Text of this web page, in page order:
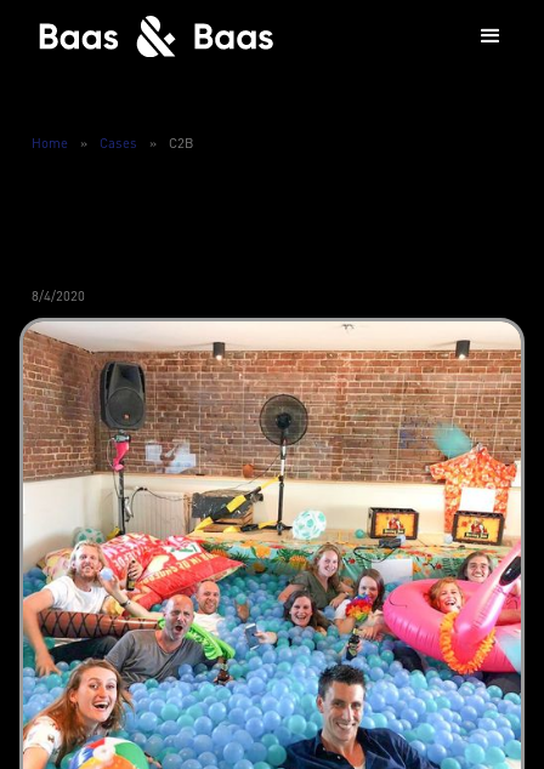
Home » Cases » C2B
8/4/2020